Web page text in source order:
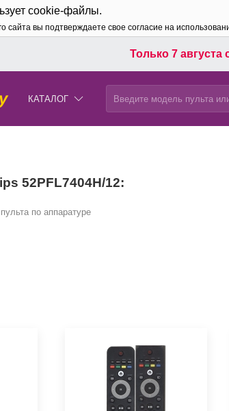
cookie-файлы.
сайта вы подтверждаете свое согласие на
Только 7 августа
КАТАЛОГ
52PFL7404H/12:
по аппаратуре